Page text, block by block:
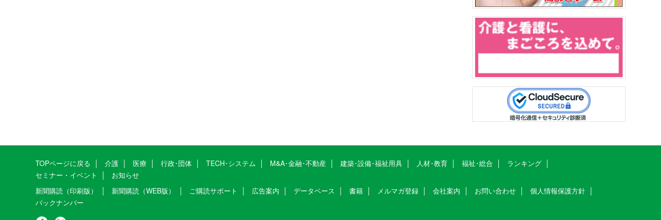
TOPページに戻る 介護 医療 行政･団体 TECH･システム M&A･金融･不動産 建築･設備･福祉用具 人材･教育 福祉･総合
ランキング
セミナー・イベント
お知らせ
新聞購読（印刷版）
新聞購読（WEB版） ご購読サポート 広告案内 データベース 書籍 メルマガ登録 会社案内 お問い合わせ
個人情報保護方針
バックナンバー